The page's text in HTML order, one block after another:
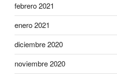
febrero 2021
enero 2021
diciembre 2020
noviembre 2020